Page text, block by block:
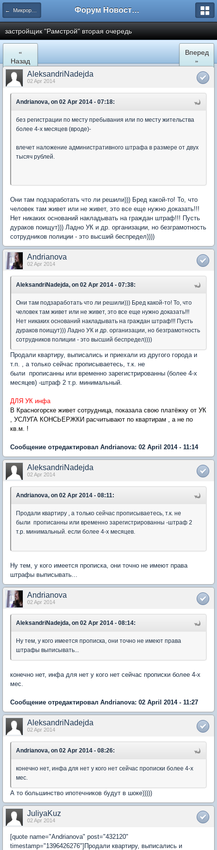
← Микрорайон Солнечный (ул. Лучистая 1, 2, 3) Форум Новостройки
застройщик "Рамстрой" вторая очередь
«
Назад
Вперед
»
AleksandriNadejda
02 Apr 2014
Andrianova, on 02 Apr 2014 - 07:18:
без регистрации по месту пребывания или по месту жительства
более 4-х месяцев (вроде)-
влечет наложение административного штрафа в размере от двух
тысяч рублей.
Они там подзаработать что ли решили))) Бред какой-то! То, что
человек там живет или не живет, это все еще нужно доказать!!!
Нет никаких оснований накладывать на граждан штраф!!! Пусть
дураков поищут))) Ладно УК и др. организации, но безграмотность
сотрудников полиции - это высший беспредел))))
Andrianova
02 Apr 2014
AleksandriNadejda, on 02 Apr 2014 - 07:38:
Они там подзаработать что ли решили))) Бред какой-то! То, что
человек там живет или не живет, это все еще нужно доказать!!!
Нет никаких оснований накладывать на граждан штраф!!! Пусть
дураков поищут))) Ладно УК и др. организации, но безграмотность
сотрудников полиции - это высший беспредел))))
Продали квартиру, выписались и приехали из другого города и
т.п. , а только сейчас прописываетесь, т.к. не
были прописанны или временно зарегистрированны (более 4-х
месяцев) -штраф 2 т.р. минимальный.
ДЛЯ УК инфа
В Красногорске живет сотрудница, показала свою платёжку от УК
, УСЛУГА КОНСЬЕРЖКИ расчитывают по квартирам , а не по
кв.м. !
Сообщение отредактировал Andrianova: 02 April 2014 - 11:14
AleksandriNadejda
02 Apr 2014
Andrianova, on 02 Apr 2014 - 08:11:
Продали квартиру , а только сейчас прописываетесь, т.к. не
были прописанны или временно зарегистрированны -штраф 2
т.р. минимальный. если более 4-х месяцев.
Ну тем, у кого имеется прописка, они точно не имеют права
штрафы выписывать...
Andrianova
02 Apr 2014
AleksandriNadejda, on 02 Apr 2014 - 08:14:
Ну тем, у кого имеется прописка, они точно не имеют права
штрафы выписывать...
конечно нет, инфа для нет у кого нет сейчас прописки более 4-х
мес.
Сообщение отредактировал Andrianova: 02 April 2014 - 11:27
AleksandriNadejda
02 Apr 2014
Andrianova, on 02 Apr 2014 - 08:26:
конечно нет, инфа для нет у кого нет сейчас прописки более 4-х
мес.
А то большинство ипотечников будут в шоке)))))
JuliyaKuz
02 Apr 2014
[quote name="Andrianova" post="432120"
timestamp="1396426276"]Продали квартиру, выписались и